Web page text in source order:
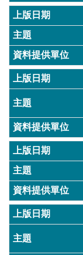
料
開
放
告
網
站
安
政
策